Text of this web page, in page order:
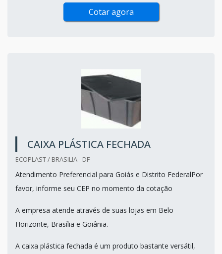
Cotar agora
CAIXA PLÁSTICA FECHADA
ECOPLAST / BRASILIA - DF
Atendimento Preferencial para Goiás e Distrito FederalPor
favor, informe seu CEP no momento da cotação
A empresa atende através de suas lojas em Belo
Horizonte, Brasília e Goiânia.
A caixa plástica fechada é um produto bastante versátil,